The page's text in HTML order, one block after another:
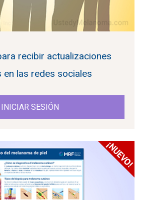
recibir actualizaciones
en las redes sociales
INICIAR SESIÓN